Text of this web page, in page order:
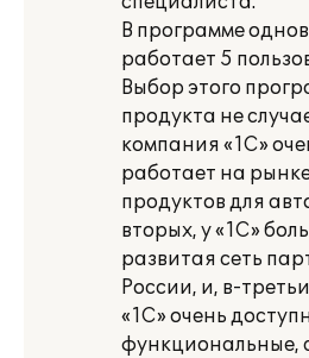
В программе
работает 5
Выбор этого
продукта не
компания «1С»
работает на
продуктов для
вторых, у «1С»
развитая сеть
России, и, в-
«1С» очень
функциональные,